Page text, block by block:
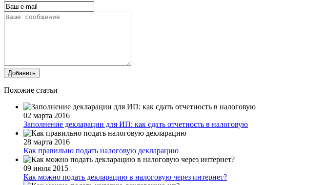
Добавить
Похожие статьи
02 марта 2016
Заполнение декларации для ИП: как сдать отчетность в налоговую
28 марта 2016
Как правильно подать налоговую декларацию
09 июля 2015
Как можно подать декларацию в налоговую через интернет?